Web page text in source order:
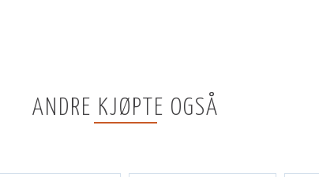
ANDRE KJØPTE OGSÅ